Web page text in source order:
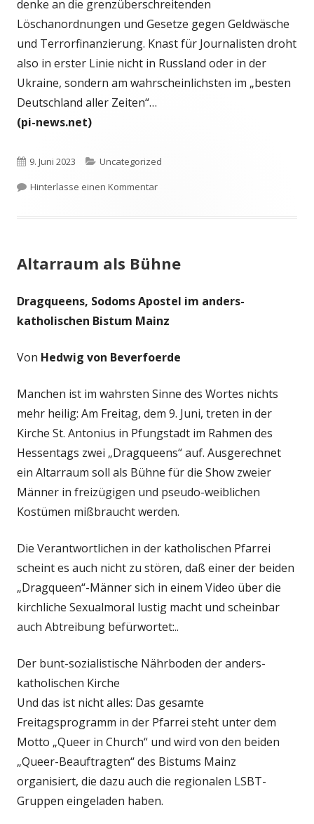
denke an die grenzüberschreitenden
Löschanordnungen und Gesetze gegen Geldwäsche
und Terrorfinanzierung. Knast für Journalisten droht
also in erster Linie nicht in Russland oder in der
Ukraine, sondern am wahrscheinlichsten im „besten
Deutschland aller Zeiten“…
(pi-news.net)
Veröffentlicht
am
9. Juni 2023 Kategorien
Uncategorized
Hinterlasse einen Kommentarzu Auf „Schwarzer Liste
Altarraum als Bühne
Dragqueens, Sodoms Apostel im anders-
katholischen Bistum Mainz
Von Hedwig von Beverfoerde
Manchen ist im wahrsten Sinne des Wortes nichts
mehr heilig: Am Freitag, dem 9. Juni, treten in der
Kirche St. Antonius in Pfungstadt im Rahmen des
Hessentags zwei „Dragqueens“ auf. Ausgerechnet
ein Altarraum soll als Bühne für die Show zweier
Männer in freizügigen und pseudo-weiblichen
Kostümen mißbraucht werden.
Die Verantwortlichen in der katholischen Pfarrei
scheint es auch nicht zu stören, daß einer der beiden
„Dragqueen“-Männer sich in einem Video über die
kirchliche Sexualmoral lustig macht und scheinbar
auch Abtreibung befürwortet:..
Der bunt-sozialistische Nährboden der anders-
katholischen Kirche
Und das ist nicht alles: Das gesamte
Freitagsprogramm in der Pfarrei steht unter dem
Motto „Queer in Church“ und wird von den beiden
„Queer-Beauftragten“ des Bistums Mainz
organisiert, die dazu auch die regionalen LSBT-
Gruppen eingeladen haben.